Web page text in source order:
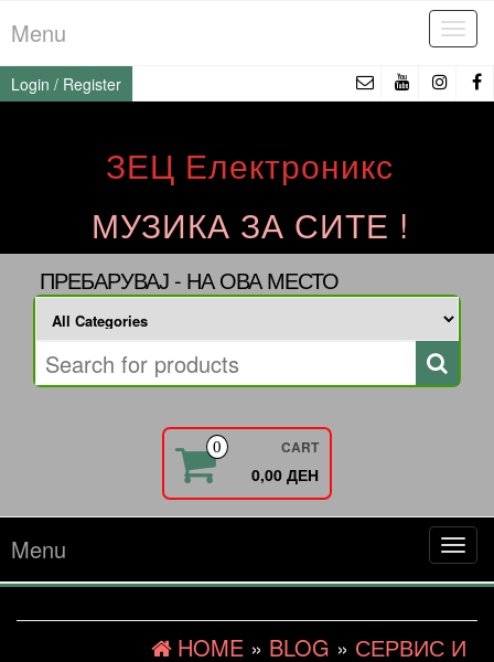
to
the
content
Menu
Login / Register
ЗЕЦ Електроникс
МУЗИКА ЗА СИТЕ !
ПРЕБАРУВАЈ - НА ОВА МЕСТО
0 CART
0,00 ДЕН
Menu
HOME » BLOG » СЕРВИС И